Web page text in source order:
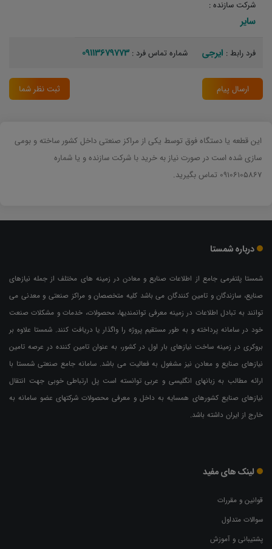
شرکت سازنده :
سایر
فرد رابط : ایرجی شماره تماس فرد : 09113679773
ارسال پیام ثبت نظر شما
این قطعه یا دستگاه فوق توسط یکی از مراکز صنعتی داخل کشور ساخته و بومی
سازی شده است در صورت نیاز به خرید با شرکت سازنده و یا شماره
09106105867 تماس بگیرید.
درباره شمستا
شمستا پلتفرمی جامع از اطلاعات صنایع و معادن در زمینه های مختلف از جمله نیازهای
صنایع، سازندگان و تامین کنندگان می باشد کلیه متخصصان و مراکز صنعتی و معدنی می
توانند به تبادل اطلاعات در زمینه معرفی توانمندیها، محصولات، خدمات و مشکلات صنعت
خود در سامانه پرداخته و به طور مستقیم پروژه را واگذار یا دریافت کنند. شمستا علاوه بر
بروکری در زمینه ساخت نیازهای بار اول در کشور، به عنوان تامین کننده در عرصه تامین
نیازهای صنایع و معادن نیز مشغول به فعالیت می باشد. سامانه جامع صنعتی شمستا با
ارائه مطالب به زبانهای انگلیسی و عربی توانسته است پل ارتباطی خوبی جهت انتقال
نیازهای صنایع کشورهای همسایه به داخل و معرفی محصولات شرکتهای عضو سامانه به
خارج از ایران داشته باشد.
لینک های مفید
قوانین و مقررات
سوالات متداول
پشتیبانی و آموزش